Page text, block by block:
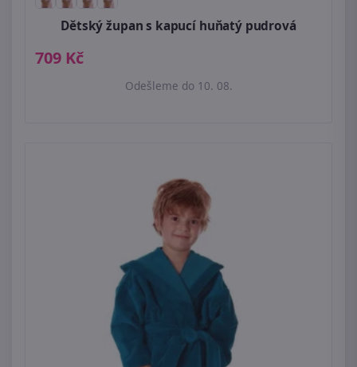
Dětský župan s kapucí huňatý pudrová
709 Kč
Odešleme do 10. 08.